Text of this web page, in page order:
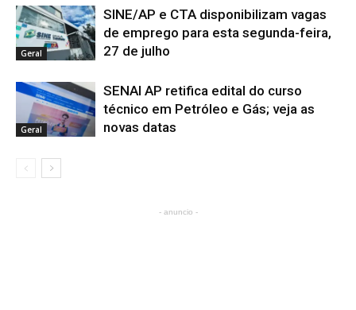
Geral
SINE/AP e CTA disponibilizam vagas
de emprego para esta segunda-feira,
27 de julho
Geral
SENAI AP retifica edital do curso
técnico em Petróleo e Gás; veja as
novas datas
- anuncio -